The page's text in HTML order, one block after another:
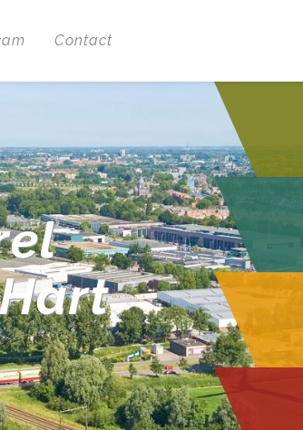
Contact